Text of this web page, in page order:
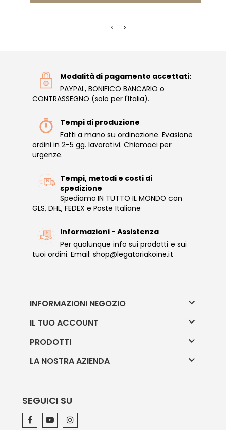
Modalità di pagamento accettati:
PAYPAL, BONIFICO BANCARIO o
CONTRASSEGNO (solo per l'Italia).
Tempi di produzione
Fatti a mano su ordinazione. Evasione
ordini in 2-5 gg. lavorativi. Chiamaci per
urgenze.
Tempi, metodi e costi di
spedizione
Spediamo IN TUTTO IL MONDO con
GLS, DHL, FEDEX e Poste Italiane
Informazioni - Assistenza
Per qualunque info sui prodotti e sui
tuoi ordini. Email: shop@legatoriakoine.it
INFORMAZIONI NEGOZIO 
IL TUO ACCOUNT 
PRODOTTI 
LA NOSTRA AZIENDA 
SEGUICI SU